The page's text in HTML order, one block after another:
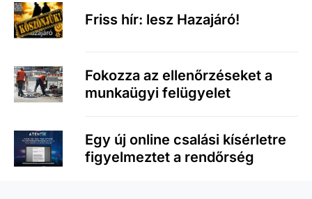
Friss hír: lesz Hazajáró!
Fokozza az ellenőrzéseket a
munkaügyi felügyelet
Egy új online csalási kísérletre
figyelmeztet a rendőrség